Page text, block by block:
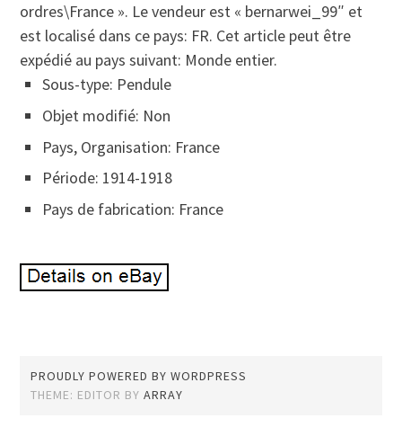
ordres\France ». Le vendeur est « bernarwei_99″ et
est localisé dans ce pays: FR. Cet article peut être
expédié au pays suivant: Monde entier.
Sous-type: Pendule
Objet modifié: Non
Pays, Organisation: France
Période: 1914-1918
Pays de fabrication: France
PROUDLY POWERED BY WORDPRESS
THEME: EDITOR BYARRAY